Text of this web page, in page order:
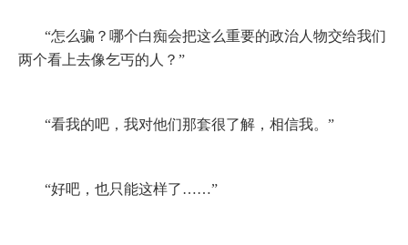
“怎么骗？哪个白痴会把这么重要的政治人物交给我们
两个看上去像乞丐的人？”
“看我的吧，我对他们那套很了解，相信我。”
“好吧，也只能这样了……”